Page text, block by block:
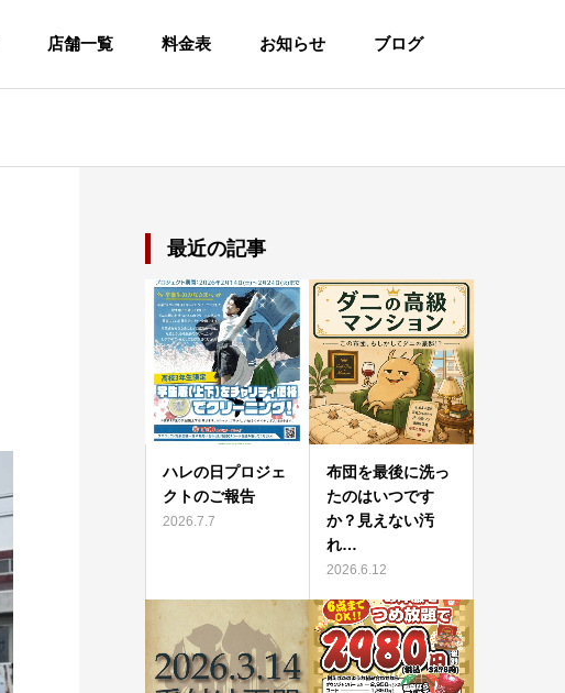
店舗一覧 料金表 お知らせ ブログ
最近の記事
ハレの日プロジェ
クトのご報告
2026.7.7
布団を最後に洗っ
たのはいつです
か？見えない汚
れ…
2026.6.12